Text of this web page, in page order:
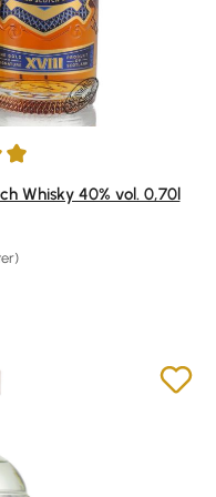
von 5 Sternen
Whisky 40% vol. 0,70l
Preis: